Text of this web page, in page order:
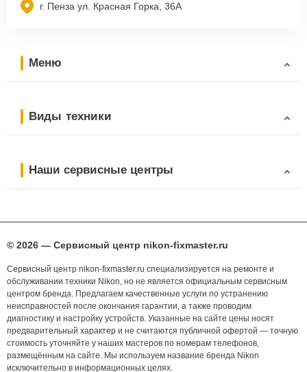
г. Пенза ул. Красная Горка, 36А
Меню
Виды техники
Наши сервисные центры
© 2026 — Сервисный центр nikon-fixmaster.ru
Сервисный центр nikon-fixmaster.ru специализируется на ремонте и
обслуживании техники Nikon, но не является официальным сервисным
центром бренда. Предлагаем качественные услуги по устранению
неисправностей после окончания гарантии, а также проводим
диагностику и настройку устройств. Указанные на сайте цены носят
предварительный характер и не считаются публичной офертой — точную
стоимость уточняйте у наших мастеров по номерам телефонов,
размещённым на сайте. Мы используем название бренда Nikon
исключительно в информационных целях.